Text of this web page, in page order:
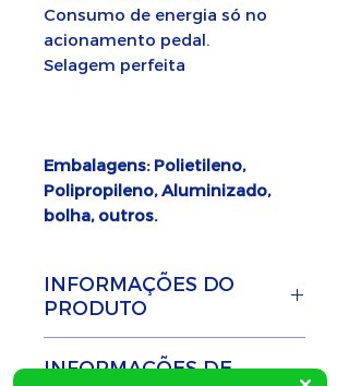
Consumo de energia só no
acionamento pedal.
Selagem perfeita
Embalagens: Polietileno,
Polipropileno, Aluminizado,
bolha, outros.
INFORMAÇÕES DO
PRODUTO
Seladora pedal
INFORMAÇÕES DE